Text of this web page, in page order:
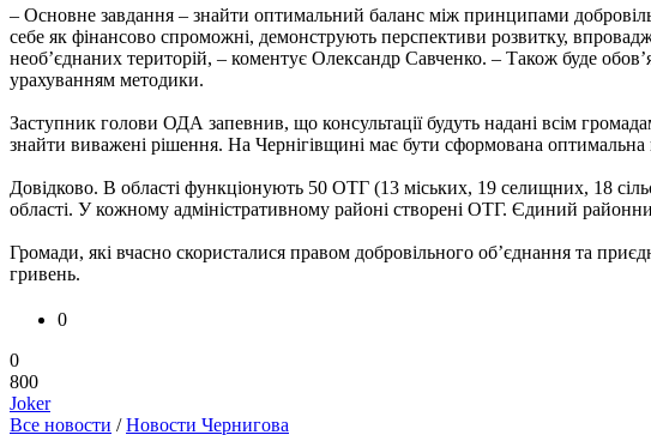
– Основне завдання – знайти оптимальний баланс між принципами
себе як фінансово спроможні, демонструють перспективи розвитку,
необ’єднаних територій, – коментує Олександр Савченко. – Також буде
урахуванням методики.
Заступник голови ОДА запевнив, що консультації будуть надані всім
знайти виважені рішення. На Чернігівщині має бути сформована
Довідково. В області функціонують 50 ОТГ (13 міських, 19 селищних, 18
області. У кожному адміністративному районі створені ОТГ. Єдиний
Громади, які вчасно скористалися правом добровільного об’єднання та
гривень.
0
0
800
Joker
Все новости /Новости Чернигова